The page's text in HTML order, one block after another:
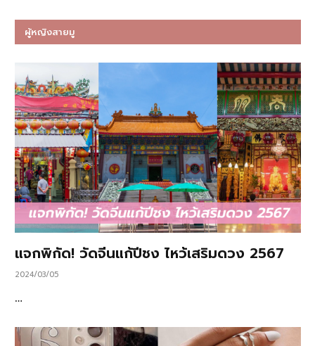
ผู้หญิงสายมู
แจกพิกัด! วัดจีนแก้ปีชง ไหว้เสริมดวง 2567
2024/03/05
…